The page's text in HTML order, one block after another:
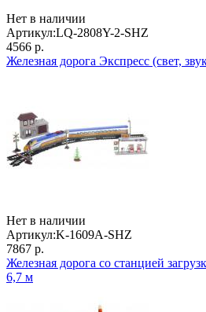
Нет в наличии
Артикул:LQ-2808Y-2-SHZ
4566 р.
Железная дорога Экспресс (свет,
Нет в наличии
Артикул:K-1609A-SHZ
7867 р.
Железная дорога со станцией
6,7 м